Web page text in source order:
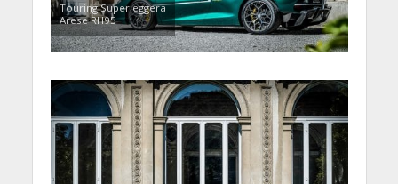
Touring Superleggera
Arese RH95